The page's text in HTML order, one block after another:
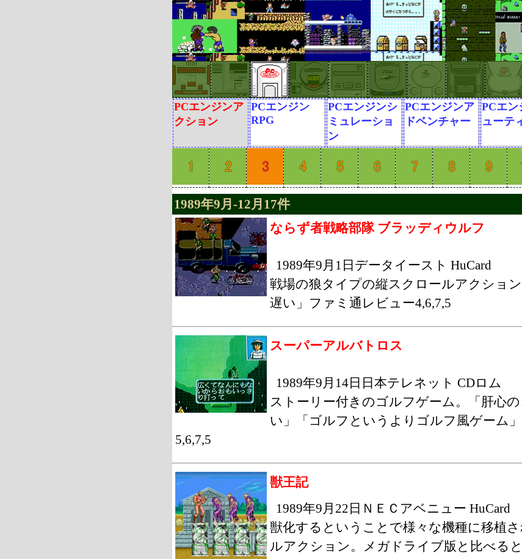
PCエンジンア
クション
PCエンジン
RPG
PCエンジンシ
ミュレーショ
ン
PCエンジンア
ドベンチャー
PCエン
ューテ
1989年9月-12月17件
ならず者戦略部隊 ブラッディウルフ
1989年9月1日データイースト HuCard
戦場の狼タイプの縦スクロールアクショ
遅い」ファミ通レビュー4,6,7,5
スーパーアルバトロス
1989年9月14日日本テレネット CDロム
ストーリー付きのゴルフゲーム。「肝心
い」「ゴルフというよりゴルフ風ゲーム
5,6,7,5
獣王記
1989年9月22日ＮＥＣアベニュー HuCard
獣化するということで様々な機種に移植
ルアクション。メガドライブ版と比べる